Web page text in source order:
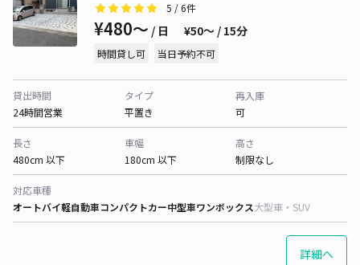
5 / 6件
¥480〜 / 日 ¥50〜 / 15分
時間貸し可 当日予約不可
貸出時間
24時間営業
タイプ
平置き
再入庫
可
長さ
480cm 以下
車幅
180cm 以下
高さ
制限なし
対応車種
オートバイ軽自動車コンパクトカー中型車ワンボックス大型車・SUV
詳細へ